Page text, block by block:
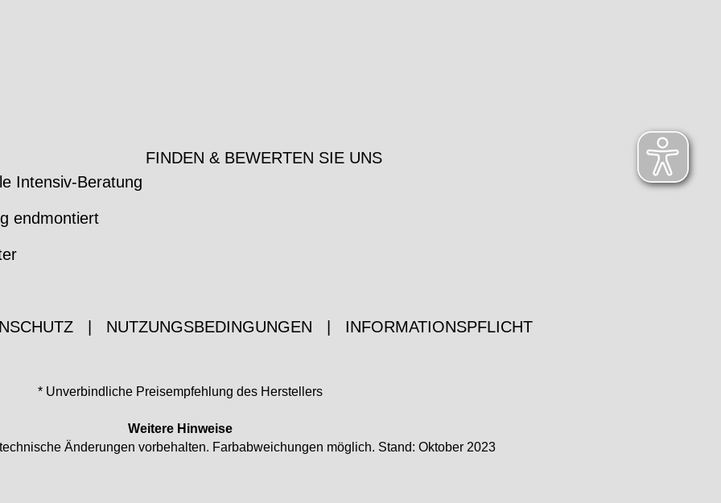
Intensiv-Beratung
endmontiert
FINDEN & BEWERTEN SIE UNS
NUTZUNGSBEDINGUNGEN INFORMATIONSPFLICHT
* Unverbindliche Preisempfehlung des Herstellers
Weitere Hinweise
Änderungen vorbehalten. Farbabweichungen möglich. Stand: Oktober 2023